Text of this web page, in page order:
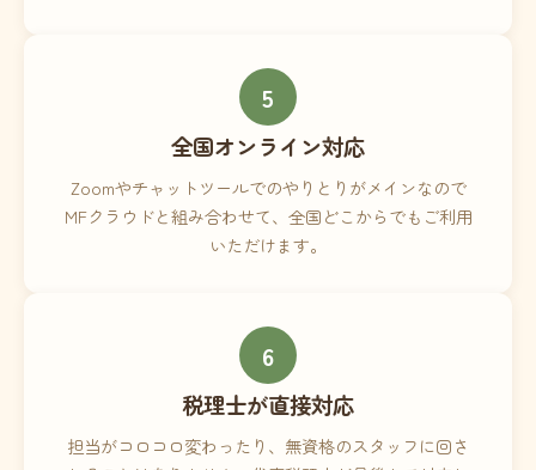
5
全国オンライン対応
Zoomやチャットツールでのやりとりがメインなので
MFクラウドと組み合わせて、全国どこからでもご利用
いただけます。
6
税理士が直接対応
担当がコロコロ変わったり、無資格のスタッフに回さ